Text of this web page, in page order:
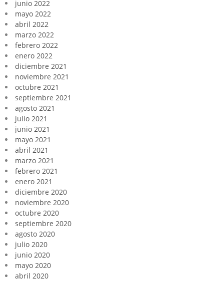
junio 2022
mayo 2022
abril 2022
marzo 2022
febrero 2022
enero 2022
diciembre 2021
noviembre 2021
octubre 2021
septiembre 2021
agosto 2021
julio 2021
junio 2021
mayo 2021
abril 2021
marzo 2021
febrero 2021
enero 2021
diciembre 2020
noviembre 2020
octubre 2020
septiembre 2020
agosto 2020
julio 2020
junio 2020
mayo 2020
abril 2020